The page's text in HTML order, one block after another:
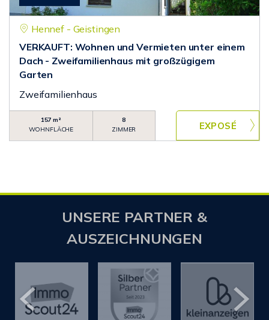
Hennef - Geistingen
VERKAUFT: Wohnen und Vermieten unter einem
Dach - Zweifamilienhaus mit großzügigem
Garten
Zweifamilienhaus
157 m²
WOHNFLÄCHE
8
ZIMMER
UNSERE PARTNER &
AUSZEICHNUNGEN